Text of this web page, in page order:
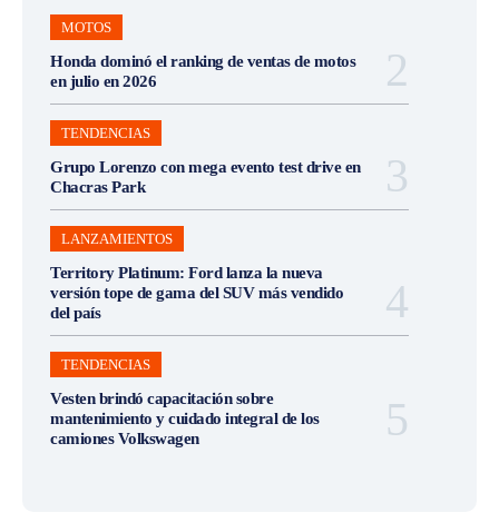
MOTOS
Honda dominó el ranking de ventas de motos
en julio en 2026
TENDENCIAS
Grupo Lorenzo con mega evento test drive en
Chacras Park
LANZAMIENTOS
Territory Platinum: Ford lanza la nueva
versión tope de gama del SUV más vendido
del país
TENDENCIAS
Vesten brindó capacitación sobre
mantenimiento y cuidado integral de los
camiones Volkswagen